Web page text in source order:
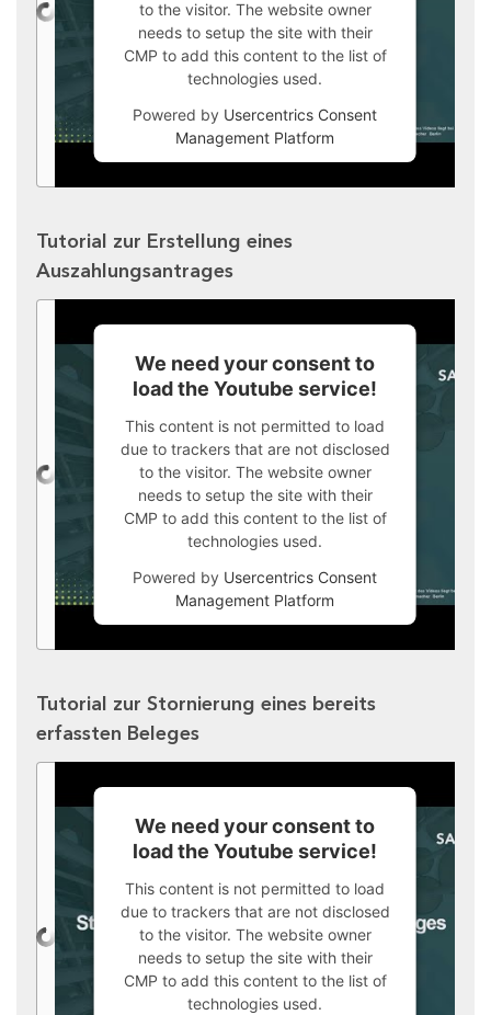
to the visitor. The website owner
needs to setup the site with their
CMP to add this content to the list of
technologies used.
Powered by Usercentrics Consent
Management Platform
Tutorial zur Erstellung eines
Auszahlungsantrages
We need your consent to
load the Youtube service!
This content is not permitted to load
due to trackers that are not disclosed
to the visitor. The website owner
needs to setup the site with their
CMP to add this content to the list of
technologies used.
Powered by Usercentrics Consent
Management Platform
Tutorial zur Stornierung eines bereits
erfassten Beleges
We need your consent to
load the Youtube service!
This content is not permitted to load
due to trackers that are not disclosed
to the visitor. The website owner
needs to setup the site with their
CMP to add this content to the list of
technologies used.